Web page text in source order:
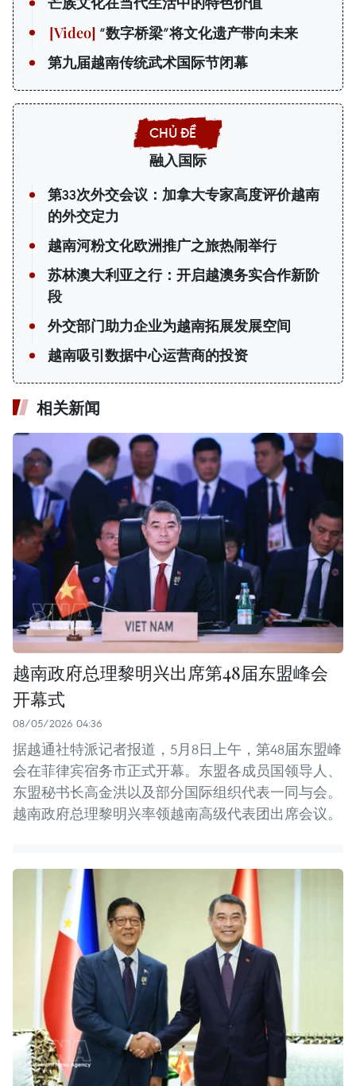
“数字桥梁”将文化遗产带向未来
第九届越南传统武术国际节闭幕
融入国际
第33次外交会议：加拿大专家高度评价越南
的外交定力
越南河粉文化欧洲推广之旅热闹举行
苏林澳大利亚之行：开启越澳务实合作新阶
段
外交部门助力企业为越南拓展发展空间
越南吸引数据中心运营商的投资
相关新闻
越南政府总理黎明兴出席第48届东盟峰会
开幕式
08/05/2026 04:36
据越通社特派记者报道，5月8日上午，第48届东盟峰
会在菲律宾宿务市正式开幕。东盟各成员国领导人、
东盟秘书长高金洪以及部分国际组织代表一同与会。
越南政府总理黎明兴率领越南高级代表团出席会议。